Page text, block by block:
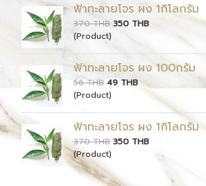
ฟ้าทะลายโจร ผง 1กิโลกรัม
370 THB 350 THB
(Product)
ฟ้าทะลายโจร ผง 100กรัม
56 THB 49 THB
(Product)
ฟ้าทะลายโจร ผง 1กิโลกรัม
370 THB 350 THB
(Product)